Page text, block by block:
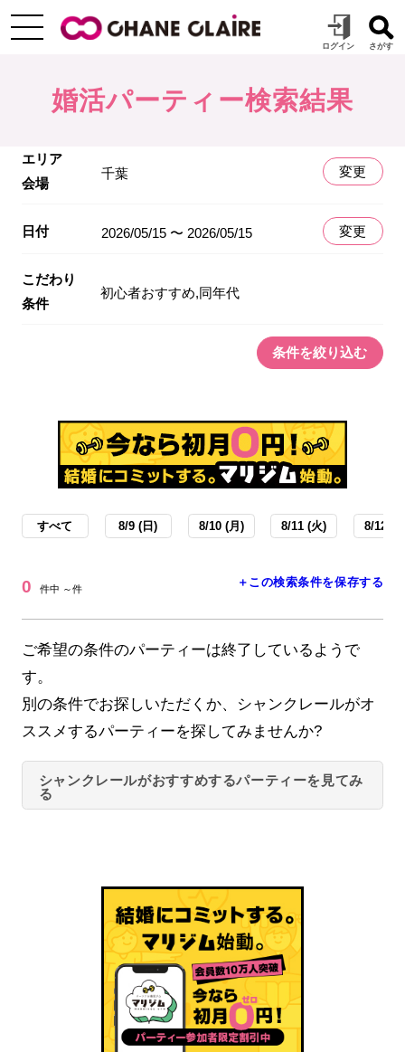
婚活パーティー検索結果
エリア
会場
千葉 変更
日付 2026/05/15 〜 2026/05/15 変更
こだわり
条件
初心者おすすめ,同年代
条件を絞り込む
すべて 8/9 (日) 8/10 (月) 8/11 (火) 8/12 (
0 件中 ～件 ＋この検索条件を保存する
ご希望の条件のパーティーは終了しているようで
す。
別の条件でお探しいただくか、シャンクレールがオ
ススメするパーティーを探してみませんか?
シャンクレールがおすすめするパーティーを見てみ
る